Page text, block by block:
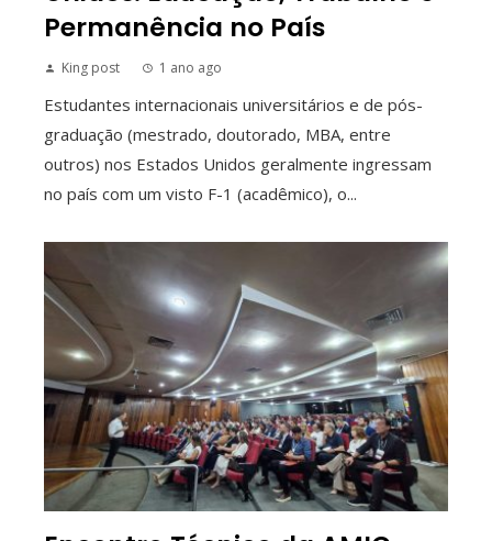
Permanência no País
King post 1 ano ago
Estudantes internacionais universitários e de pós-
graduação (mestrado, doutorado, MBA, entre
outros) nos Estados Unidos geralmente ingressam
no país com um visto F-1 (acadêmico), o...